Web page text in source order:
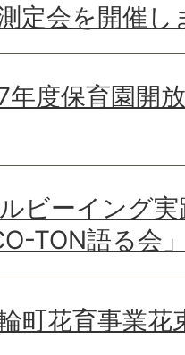
定会を開催し
度保育園開
ビーイング
TON語る会
町花育事業花